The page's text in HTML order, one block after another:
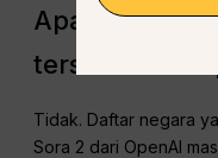
Apakah
tersedia di
Tidak. Daftar negara
Sora 2 dari OpenAI